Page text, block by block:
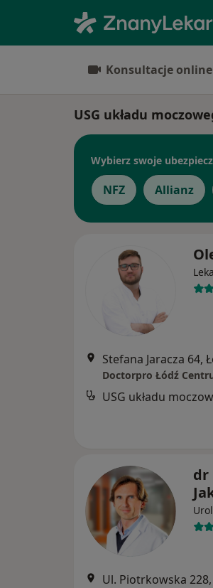
Konsultacje online
USG układu
Wybierz swoje
NFZ Allianz
Stefana Jaracza 64,
Doctorpro Łódź
USG układu
dr
Ul. Piotrkowska